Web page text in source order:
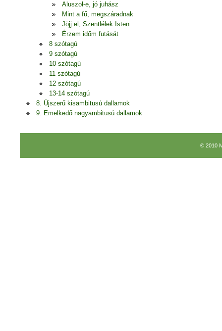
Aluszol-e, jó juhász
Mint a fű, megszáradnak
Jöjj el, Szentlélek Isten
Érzem időm futását
8 szótagú
9 szótagú
10 szótagú
11 szótagú
12 szótagú
13-14 szótagú
8. Újszerű kisambitusú dallamok
9. Emelkedő nagyambitusú dallamok
© 2010